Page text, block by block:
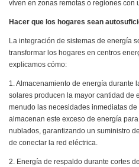
viven en zonas remotas o regiones con
Hacer que los hogares sean
La integración de sistemas de energía
transformar los hogares en centros
explicamos cómo:
1. Almacenamiento de energía durante
solares producen la mayor cantidad de
menudo las necesidades inmediatas
almacenan este exceso de energía
nublados, garantizando un suministro
de conectar la red eléctrica.
2. Energía de respaldo durante cortes